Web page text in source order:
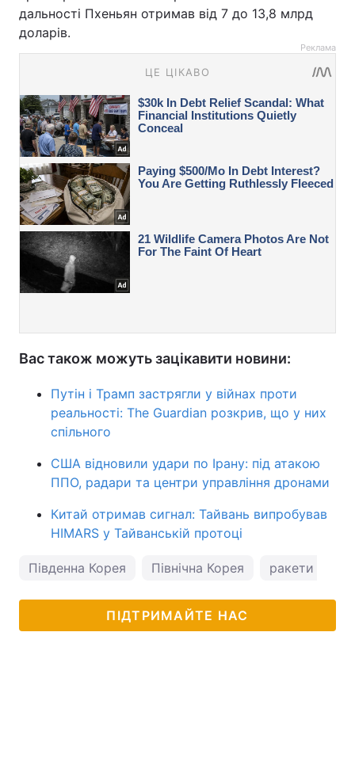
дальності Пхеньян отримав від 7 до 13,8 млрд
доларів.
Реклама
Вас також можуть зацікавити новини:
Путін і Трамп застрягли у війнах проти
реальності: The Guardian розкрив, що у них
спільного
США відновили удари по Ірану: під атакою
ППО, радари та центри управління дронами
Китай отримав сигнал: Тайвань випробував
HIMARS у Тайванській протоці
Південна Корея Північна Корея ракети КНДР
ПІДТРИМАЙТЕ НАС